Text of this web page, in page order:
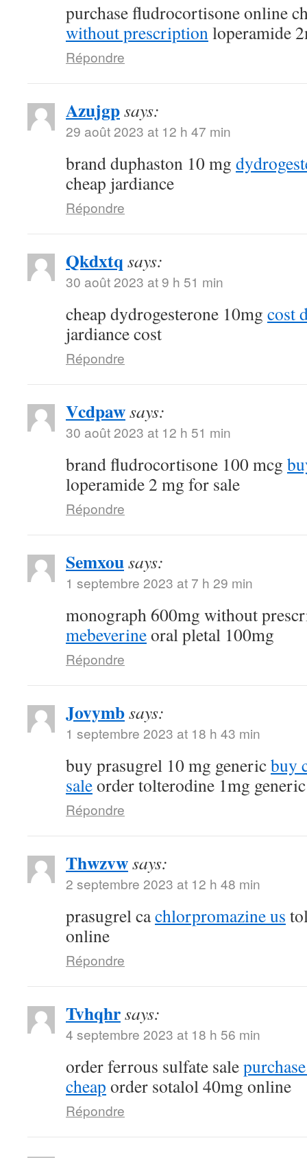
purchase fludrocortisone online
without prescriptionloperamide
Répondre
Azujgpsays:
29 août 2023 at 12 h 47 min
brand duphaston 10 mg
cheap jardiance
Répondre
Qkdxtq says:
30 août 2023 at 9 h 51 min
cheap dydrogesterone 10mg cost
jardiance cost
Répondre
Vcdpawsays:
30 août 2023 at 12 h 51 min
brand fludrocortisone 100 mcg
loperamide 2 mg for sale
Répondre
Semxousays:
1 septembre 2023 at 7 h 29 min
monograph 600mg without
mebeverineoral pletal 100mg
Répondre
Jovymbsays:
1 septembre 2023 at 18 h 43 min
buy prasugrel 10 mg genericbuy
saleorder tolterodine 1mg generic
Répondre
Thwzvwsays:
2 septembre 2023 at 12 h 48 min
prasugrel cachlorpromazine us
online
Répondre
Tvhqhrsays:
4 septembre 2023 at 18 h 56 min
order ferrous sulfate sale
cheap order sotalol 40mg online
Répondre